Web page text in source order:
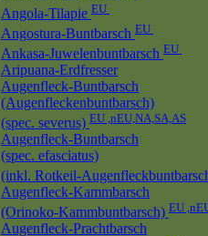
Angola-Tilapie EU
Angostura-Buntbarsch EU
Ankasa-Juwelenbuntbarsch EU
Aripuana-Erdfresser
Augenfleck-Buntbarsch
(Augenfleckenbuntbarsch)
(spec. severus) EU ,nEU,NA,SA,AS
Augenfleck-Buntbarsch
(spec. efasciatus)
(inkl. Rotkeil-
Augenfleck-Kammbarsch
(Orinoko-Kammbuntbarsch) EU
Augenfleck-Prachtbarsch